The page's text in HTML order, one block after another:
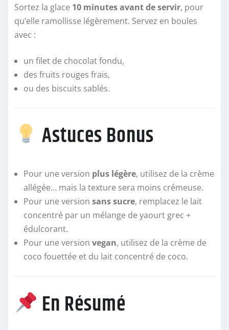
Sortez la glace 10 minutes avant de servir, pour
qu’elle ramollisse légèrement. Servez en boules
avec :
un filet de chocolat fondu,
des fruits rouges frais,
ou des biscuits sablés.
Astuces Bonus
Pour une version plus légère, utilisez de la crème
allégée… mais la texture sera moins crémeuse.
Pour une version sans sucre, remplacez le lait
concentré par un mélange de yaourt grec +
édulcorant.
Pour une version vegan, utilisez de la crème de
coco fouettée et du lait concentré de coco.
En Résumé